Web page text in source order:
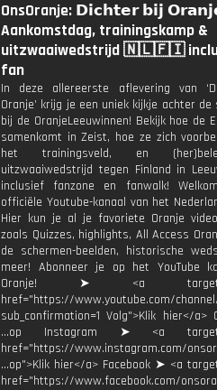
OnsOranje: 𝗗𝗶𝗰𝗵𝘁𝗲𝗿 𝗯𝗶𝗷
Aankomstdag, trainingskamp &
uitzwaaiwedstrijd 🇳🇱🇫🇮
fan
In deze allereerste aflevering van
Oranje’ krijg je een uniek kijkje achter de
bij de OranjeLeeuwinnen! Bekijk hoe de
samenkomt in Zeist, hoe ze zich
het trainingsveld, en
uitzwaaiwedstrijd tegen Finland in
inclusief fanzone en fanwalk!
officiële Youtube-kanaal van het
Hier kun je al je favoriete Oranje
zoals Quizzes, highlights, All Access
de schermen-beelden, historische
meer! Abonneer je op het YouTube
Oranje! ➤ <a
href="https://www.youtube.com/channel/
sub_confirmation=1 Volg">Klik hier</a>
...op Instagram ➤ <a
href="https://www.instagram.com/
...op">Klik hier</a> Facebook ➤ <a
href="https://www.facebook.com/